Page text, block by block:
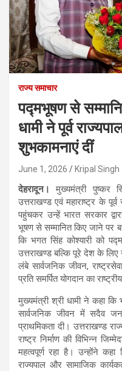
राज्य समाचार
पद्मभूषण से
धामी ने पूर्व
शुभकामनाएं दीं
June 1, 2026 Kripal Singh
देहरादून।
मुख्यमंत्री पुष्कर
उत्तराखण्ड एवं महाराष्ट्र के
पहुंचकर उन्हें भारत सरकार
भूषण से सम्मानित किए जाने पर
कि भगत सिंह कोश्यारी को
उत्तराखण्ड बल्कि पूरे देश के
लंबे सार्वजनिक जीवन,
प्रति समर्पित योगदान का
मुख्यमंत्री श्री धामी ने कहा
सार्वजनिक जीवन में सदैव
प्राथमिकता दी। उत्तराखण्ड
राष्ट्र निर्माण की विभिन्न
महत्वपूर्ण रहा है। उन्होंने
राज्यपाल और सामाजिक